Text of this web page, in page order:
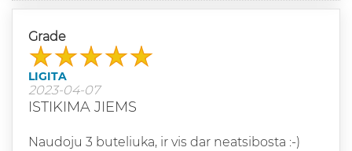
Grade
LIGITA
2023-04-07
ISTIKIMA JIEMS
Naudoju 3 buteliuka, ir vis dar neatsibosta :-)